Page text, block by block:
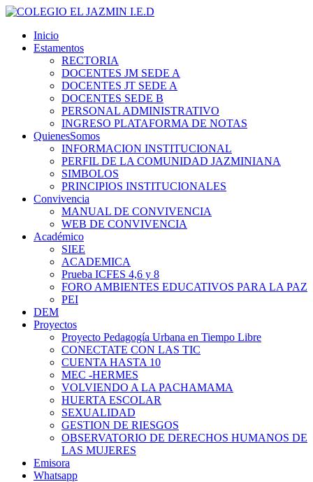
Inicio
Estamentos
RECTORIA
DOCENTES JM SEDE A
DOCENTES JT SEDE A
DOCENTES SEDE B
PERSONAL ADMINISTRATIVO
INGRESO PLATAFORMA DE NOTAS
QuienesSomos
INFORMACION INSTITUCIONAL
PERFIL DE LA COMUNIDAD JAZMINIANA
SIMBOLOS
PRINCIPIOS INSTITUCIONALES
Convivencia
MANUAL DE CONVIVENCIA
WEB DE CONVIVENCIA
Académico
SIEE
ACADEMICA
Prueba ICFES 4,6 y 8
FORO AMBIENTES EDUCATIVOS PARA LA PAZ
PEI
DEM
Proyectos
Proyecto Pedagogía Urbana en Tiempo Libre
CONECTATE CON LAS TIC
CUENTA HASTA 10
MEC -HERMES
VOLVIENDO A LA PACHAMAMA
HUERTA ESCOLAR
SEXUALIDAD
GESTION DE RIESGOS
OBSERVATORIO DE DERECHOS HUMANOS DE
LAS MUJERES
Emisora
Whatsapp